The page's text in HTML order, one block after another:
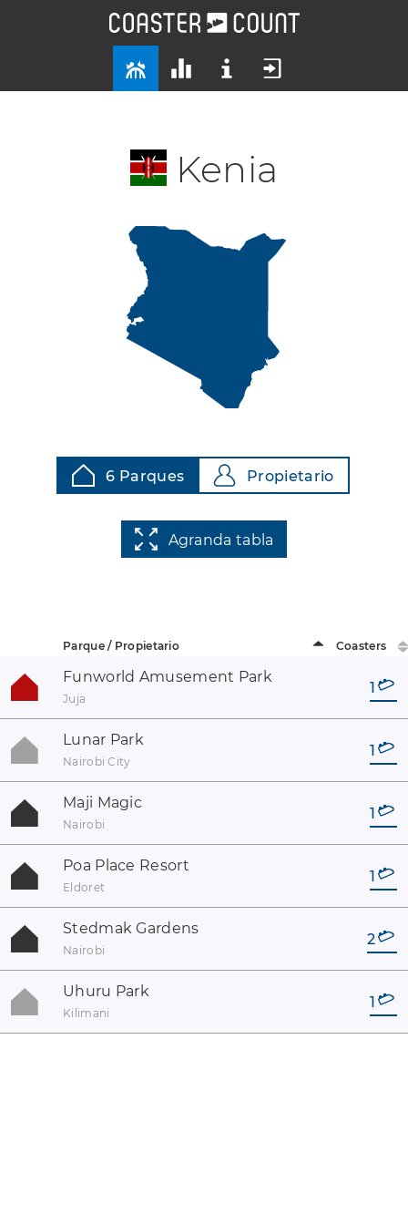
Kenia
6 Parques Propietario
Agranda tabla
Parque / Propietario Coasters
Funworld Amusement Park
Juja
1
Lunar Park
Nairobi City
1
Maji Magic
Nairobi
1
Poa Place Resort
Eldoret
1
Stedmak Gardens
Nairobi
2
Uhuru Park
Kilimani
1